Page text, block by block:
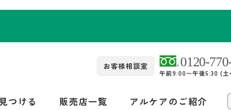
お客様相談室
午前9:00〜午後5:30 (土
つける 販売店一覧 アルケアのご紹介